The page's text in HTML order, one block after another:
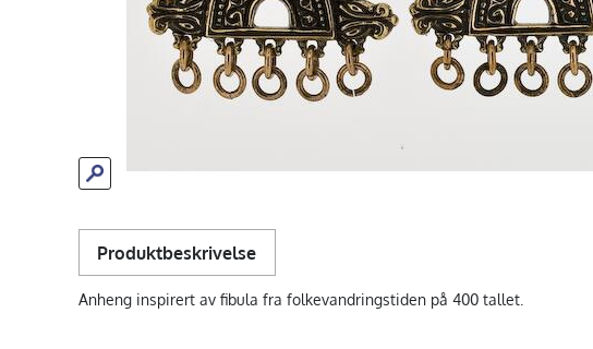
Produktbeskrivelse
Anheng inspirert av fibula fra folkevandringstiden på 400 tallet.